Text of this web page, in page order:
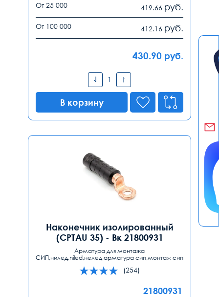
От 25 000 419.66 руб.
От 100 000 412.16 руб.
430.90 руб.
В корзину
Наконечник изолированный
(CPTAU 35) - Вк 21800931
Арматура для монтажа
СИП,нилед,niled,нелед,арматура сип,монтаж сип
(254)
21800931